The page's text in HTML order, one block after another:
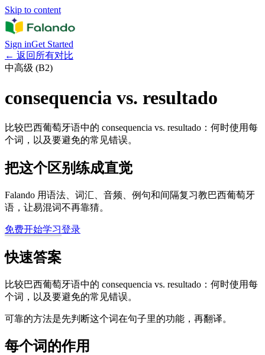
Skip to content
Sign inGet Started
← 返回所有对比
中高级 (B2)
consequencia vs. resultado
比较巴西葡萄牙语中的 consequencia vs. resultado：何时使用每
个词，以及要避免的常见错误。
把这个区别练成直觉
Falando 用语法、词汇、音频、例句和间隔复习教巴西葡萄牙
语，让易混词不再靠猜。
免费开始学习登录
快速答案
比较巴西葡萄牙语中的 consequencia vs. resultado：何时使用每
个词，以及要避免的常见错误。
可靠的方法是先判断这个词在句子里的功能，再翻译。
每个词的作用